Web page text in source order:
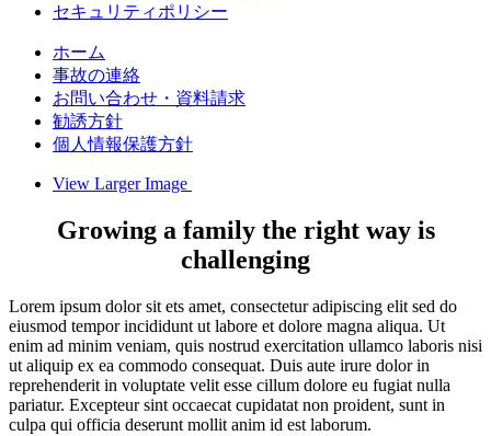
セキュリティポリシー
ホーム
事故の連絡
お問い合わせ・資料請求
勧誘方針
個人情報保護方針
View Larger Image
Growing a family the right way is
challenging
Lorem ipsum dolor sit ets amet, consectetur adipiscing elit sed do
eiusmod tempor incididunt ut labore et dolore magna aliqua. Ut
enim ad minim veniam, quis nostrud exercitation ullamco laboris nisi
ut aliquip ex ea commodo consequat. Duis aute irure dolor in
reprehenderit in voluptate velit esse cillum dolore eu fugiat nulla
pariatur. Excepteur sint occaecat cupidatat non proident, sunt in
culpa qui officia deserunt mollit anim id est laborum.